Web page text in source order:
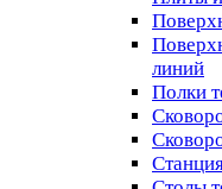
линий
Полки